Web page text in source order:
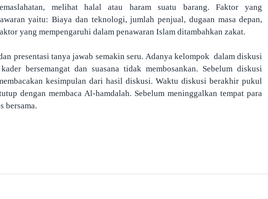
melihat halal atau haram suatu barang. Faktor yang
yaitu: Biaya dan teknologi, jumlah penjual, dugaan masa depan,
yang mempengaruhi dalam penawaran Islam ditambahkan zakat.
presentasi tanya jawab semakin seru. Adanya kelompok dalam diskusi
bersemangat dan suasana tidak membosankan. Sebelum diskusi
kesimpulan dari hasil diskusi. Waktu diskusi berakhir pukul
dengan membaca Al-hamdalah. Sebelum meninggalkan tempat para
bersama.